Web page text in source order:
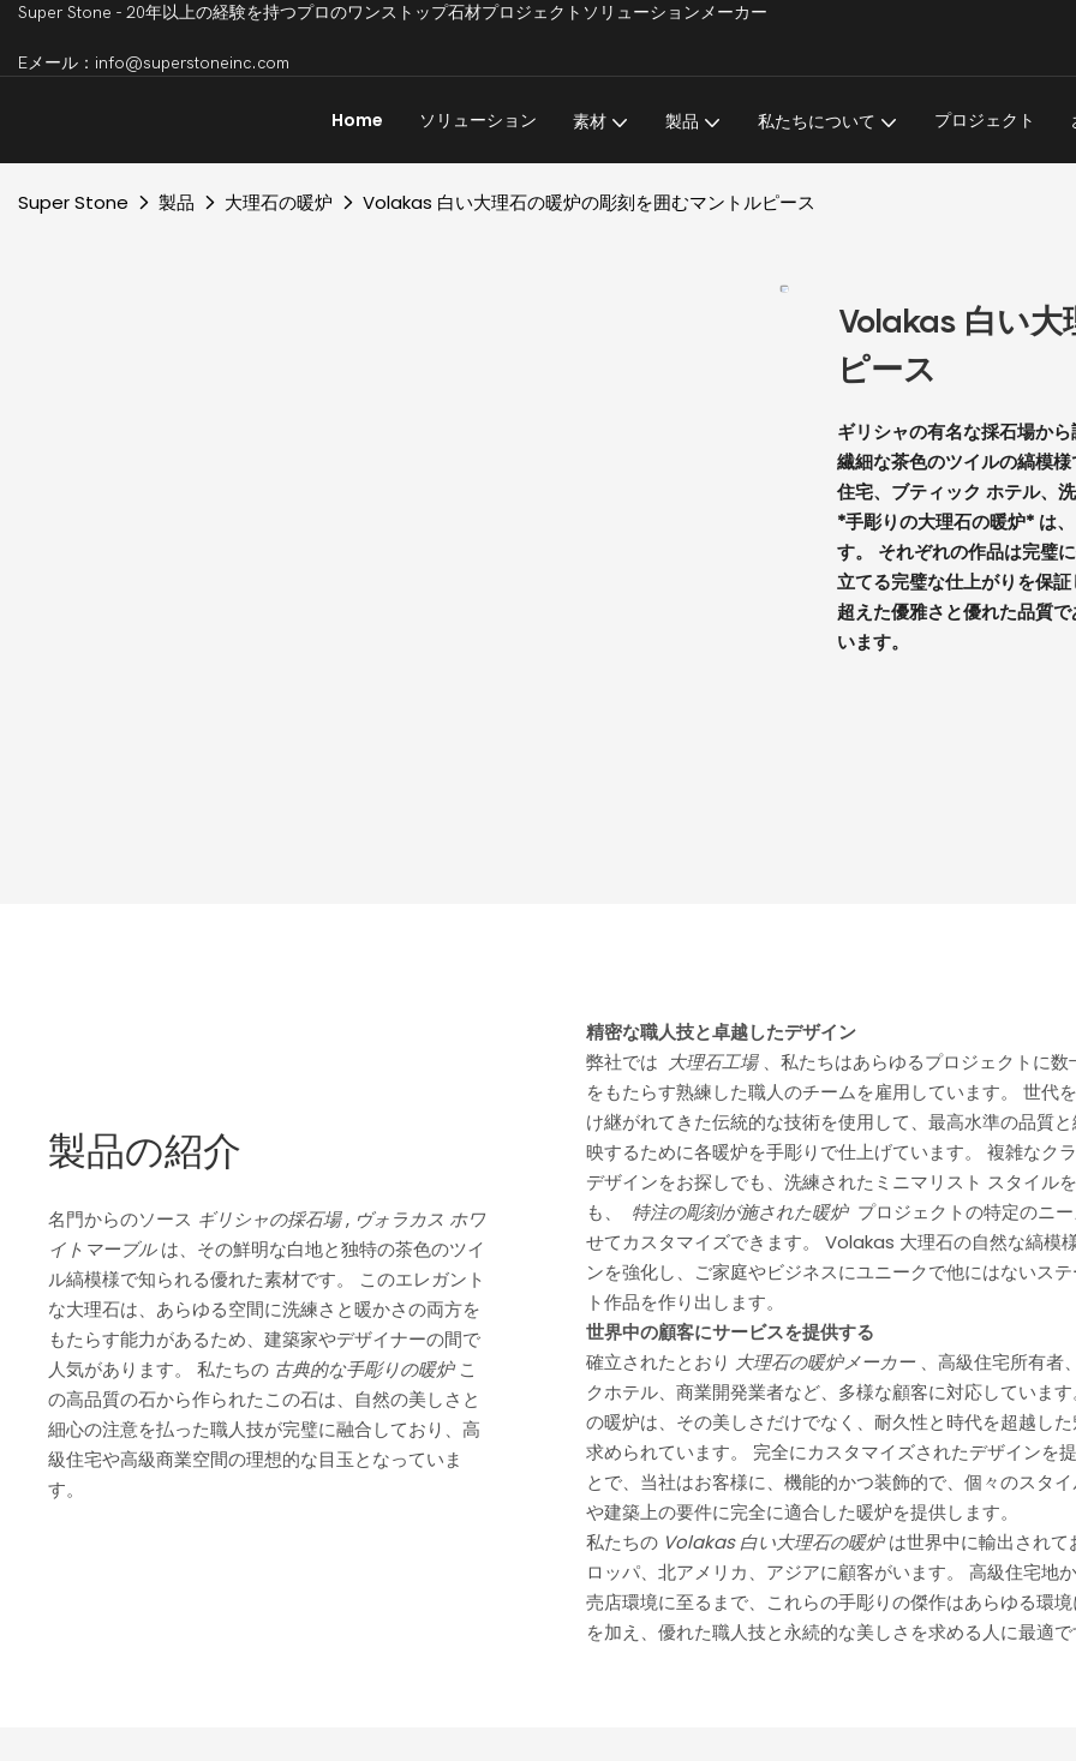
Super Stone - 20年以上の経験を持つプロのワンストップ石材プロジェクトソリューションメーカー
Eメール：info@superstoneinc.com
Home ソリューション 素材 製品 私たちについて プロジェクト
Super Stone 製品 大理石の暖炉 Volakas 白い大理石の暖炉の彫刻を囲むマントルピース
Volakas 白い
ピース
ギリシャの有名な採石場か
繊細な茶色のツイルの縞模
住宅、ブティック ホテル、
*手彫りの大理石の暖炉* は
す。 それぞれの作品は完璧
立てる完璧な仕上がりを保
超えた優雅さと優れた品質
います。
製品の紹介
名門からのソース ギリシャの採石場, ヴォラカス ホワ
イトマーブルは、その鮮明な白地と独特の茶色のツイ
ル縞模様で知られる優れた素材です。 このエレガント
な大理石は、あらゆる空間に洗練さと暖かさの両方を
もたらす能力があるため、建築家やデザイナーの間で
人気があります。 私たちの 古典的な手彫りの暖炉こ
の高品質の石から作られたこの石は、自然の美しさと
細心の注意を払った職人技が完璧に融合しており、高
級住宅や高級商業空間の理想的な目玉となっていま
す。
精密な職人技と卓越したデザイン
弊社では 大理石工場 、私たちはあらゆるプロジェクトに数
をもたらす熟練した職人のチームを雇用しています。 世代
け継がれてきた伝統的な技術を使用して、最高水準の品質
映するために各暖炉を手彫りで仕上げています。 複雑なク
デザインをお探しでも、洗練されたミニマリスト スタイル
も、
特注の彫刻が施された暖炉 プロジェクトの特定のニ
せてカスタマイズできます。 Volakas 大理石の自然な縞模
ンを強化し、ご家庭やビジネスにユニークで他にはないス
ト作品を作り出します。
世界中の顧客にサービスを提供する
確立されたとおり 大理石の暖炉メーカー 、高級住宅所有者
クホテル、商業開発業者など、多様な顧客に対応していま
の暖炉は、その美しさだけでなく、耐久性と時代を超越し
求められています。 完全にカスタマイズされたデザインを
とで、当社はお客様に、機能的かつ装飾的で、個々のスタ
や建築上の要件に完全に適合した暖炉を提供します。
私たちの Volakas 白い大理石の暖炉は世界中に輸出されて
ロッパ、北アメリカ、アジアに顧客がいます。 高級住宅地
売店環境に至るまで、これらの手彫りの傑作はあらゆる環
を加え、優れた職人技と永続的な美しさを求める人に最適